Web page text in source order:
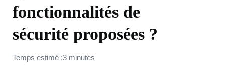
fonctionnalités de
sécurité proposées ?
Temps estimé :3 minutes